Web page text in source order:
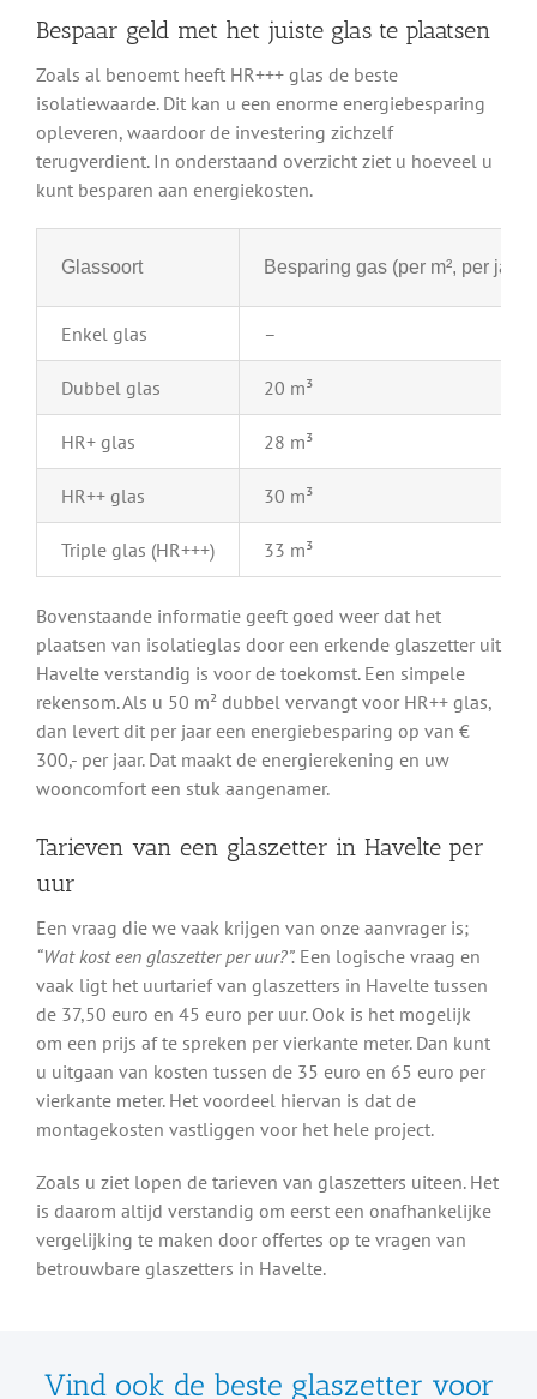
Bespaar geld met het juiste glas te plaatsen
Zoals al benoemt heeft HR+++ glas de beste
isolatiewaarde. Dit kan u een enorme energiebesparing
opleveren, waardoor de investering zichzelf
terugverdient. In onderstaand overzicht ziet u hoeveel u
kunt besparen aan energiekosten.
Glassoort Besparing gas (per m², per jaar)
Enkel glas –
Dubbel glas 20 m³
HR+ glas 28 m³
HR++ glas 30 m³
Triple glas (HR+++) 33 m³
Bovenstaande informatie geeft goed weer dat het
plaatsen van isolatieglas door een erkende glaszetter uit
Havelte verstandig is voor de toekomst. Een simpele
rekensom. Als u 50 m² dubbel vervangt voor HR++ glas,
dan levert dit per jaar een energiebesparing op van €
300,- per jaar. Dat maakt de energierekening en uw
wooncomfort een stuk aangenamer.
Tarieven van een glaszetter in Havelte per
uur
Een vraag die we vaak krijgen van onze aanvrager is;
“Wat kost een glaszetter per uur?”. Een logische vraag en
vaak ligt het uurtarief van glaszetters in Havelte tussen
de 37,50 euro en 45 euro per uur. Ook is het mogelijk
om een prijs af te spreken per vierkante meter. Dan kunt
u uitgaan van kosten tussen de 35 euro en 65 euro per
vierkante meter. Het voordeel hiervan is dat de
montagekosten vastliggen voor het hele project.
Zoals u ziet lopen de tarieven van glaszetters uiteen. Het
is daarom altijd verstandig om eerst een onafhankelijke
vergelijking te maken door offertes op te vragen van
betrouwbare glaszetters in Havelte.
Vind ook de beste glaszetter voor